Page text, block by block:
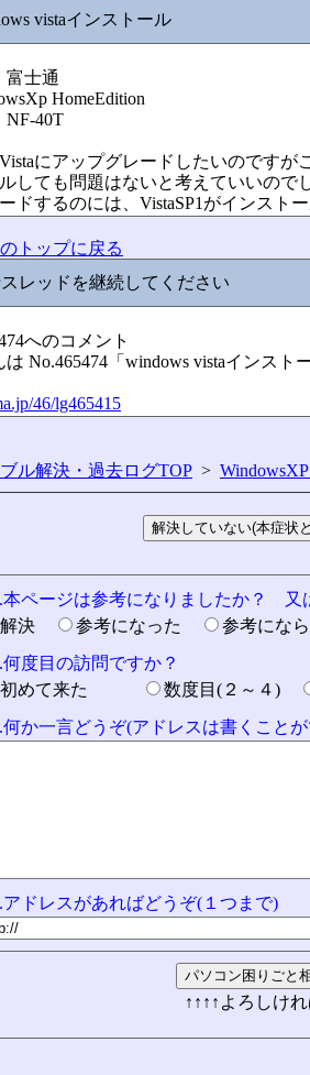
vistaインストール
富士通
HomeEdition
NF-40T
にアップグレードしたいのです
しても問題はないと考えていいので
ドするのには、VistaSP1がインスト
トップに戻る
レッドを継続してください
へのコメント
No.465474「windows vistaインスト
46/lg465415
ル解決・過去ログTOP >
本ページは参考になりましたか？ 又
解決
参考になった 参考にな
何度目の訪問ですか？
初めて来た
数度目(２～４)
何か一言どうぞ(アドレスは書くこと
アドレスがあればどうぞ(１つまで)
↑↑↑↑よろしけ